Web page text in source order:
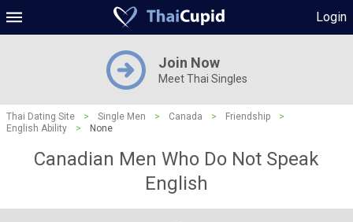
Login
Join Now
Meet Thai Singles
Thai Dating Site > Single Men > Canada > Friendship
>
English Ability
> None
Canadian Men Who Do Not Speak
English